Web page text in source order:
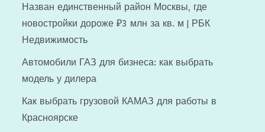
Назван единственный район Москвы, где
новостройки дороже ₽3 млн за кв. м | РБК
Недвижимость
Автомобили ГАЗ для бизнеса: как выбрать
модель у дилера
Как выбрать грузовой КАМАЗ для работы в
Красноярске